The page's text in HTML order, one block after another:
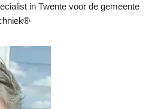
in Twente voor de gemeente